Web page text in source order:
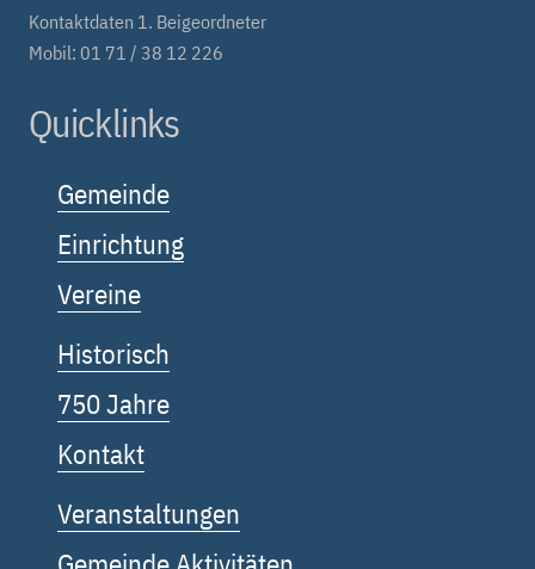
Kontaktdaten 1. Beigeordneter
Mobil: 01 71 / 38 12 226
Quicklinks
Gemeinde
Einrichtung
Vereine
Historisch
750 Jahre
Kontakt
Veranstaltungen